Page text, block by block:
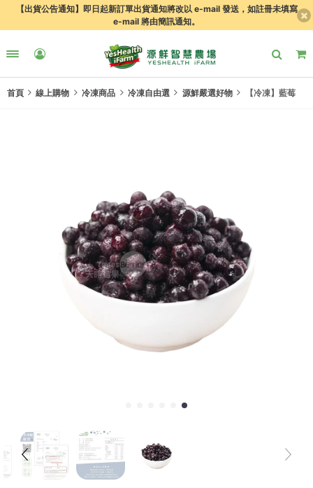
【出貨公告通知】即日起新訂單出貨通知將改以 e-mail 發送，如註冊未填寫
e-mail 將由簡訊通知。
首頁 線上購物 冷凍商品 冷凍自由選 源鮮嚴選好物 【冷凍】藍莓